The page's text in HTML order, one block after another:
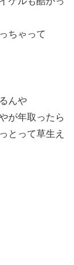
ちゃって
んや
が年取ったら
とって草生え